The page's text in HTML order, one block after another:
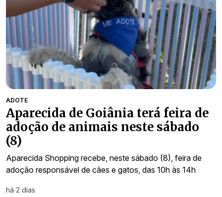
ADOTE
Aparecida de Goiânia terá feira de
adoção de animais neste sábado
(8)
Aparecida Shopping recebe, neste sábado (8), feira de
adoção responsável de cães e gatos, das 10h às 14h
há 2 dias